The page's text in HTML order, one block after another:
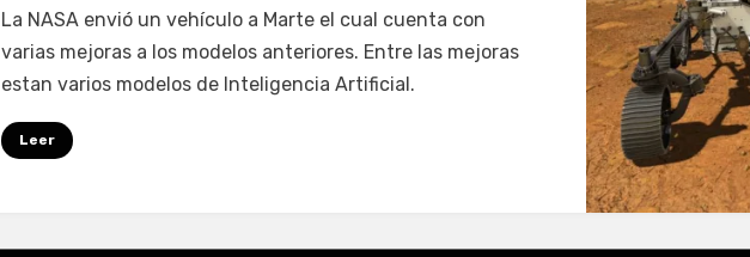
bypuig.alejandro24@gmail.com
Leave a commenton
Inteligencia
La NASA envió un vehículo a Marte el cual cuenta con
varias mejoras a los modelos anteriores. Entre las mejoras
estan varios modelos de Inteligencia Artificial.
Leer